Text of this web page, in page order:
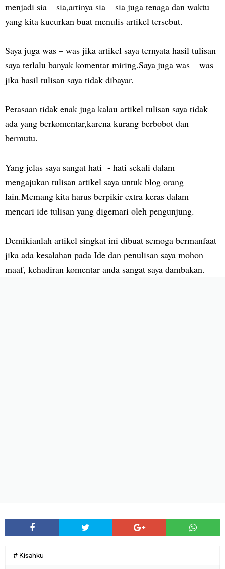
menjadi sia – sia,artinya sia – sia juga tenaga dan waktu
yang kita kucurkan buat menulis artikel tersebut.
Saya juga was – was jika artikel saya ternyata hasil tulisan
saya terlalu banyak komentar miring.Saya juga was – was
jika hasil tulisan saya tidak dibayar.
Perasaan tidak enak juga kalau artikel tulisan saya tidak
ada yang berkomentar,karena kurang berbobot dan
bermutu.
Yang jelas saya sangat hati - hati sekali dalam
mengajukan tulisan artikel saya untuk blog orang
lain.Memang kita harus berpikir extra keras dalam
mencari ide tulisan yang digemari oleh pengunjung.
Demikianlah artikel singkat ini dibuat semoga bermanfaat
jika ada kesalahan pada Ide dan penulisan saya mohon
maaf, kehadiran komentar anda sangat saya dambakan.
# Kisahku